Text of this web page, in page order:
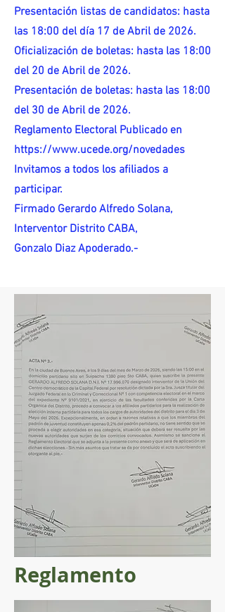
Presentación listas de candidatos: hasta
las 18:00 del día 17 de Abril de 2026.
Oficialización de boletas: hasta las 18:00
del 20 de Abril de 2026.
Presentación de boletas: hasta las 18:00
del 30 de Abril de 2026.
Reglamento Electoral Publicado en
https://www.ucede.org/novedades
Invitamos a todos los afiliados a
participar.
Firmado Gerardo Alfredo Solana,
Interventor Distrito CABA,
Gonzalo Diaz Apoderado.-
Reglamento